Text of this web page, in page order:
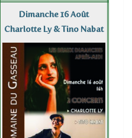
Dimanche 16 Août
Charlotte Ly & Tino Nabat